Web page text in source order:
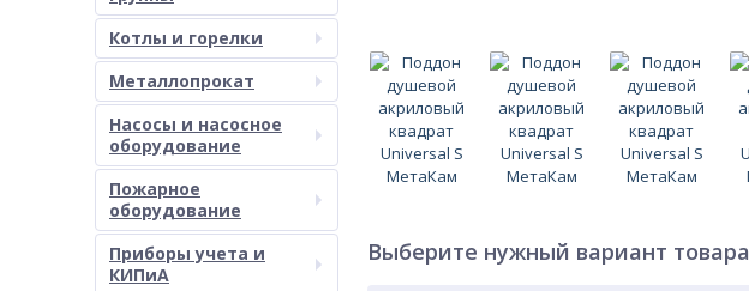
Котлы и горелки
Металлопрокат
Насосы и насосное
оборудование
Пожарное
оборудование
Приборы учета и
КИПиА
Выберите нужный вариант товара